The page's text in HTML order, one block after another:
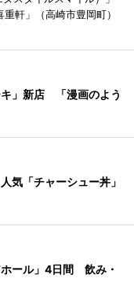
軒」（高崎市豊岡町）
」新店 「漫画のよう
気「チャーシュー丼」
ール」4日間 飲み・